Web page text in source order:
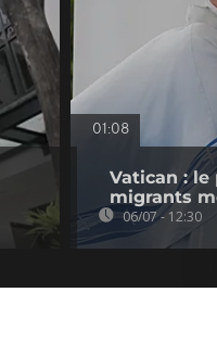
01:08
Vatican : le
migrants
06/07 - 12:30